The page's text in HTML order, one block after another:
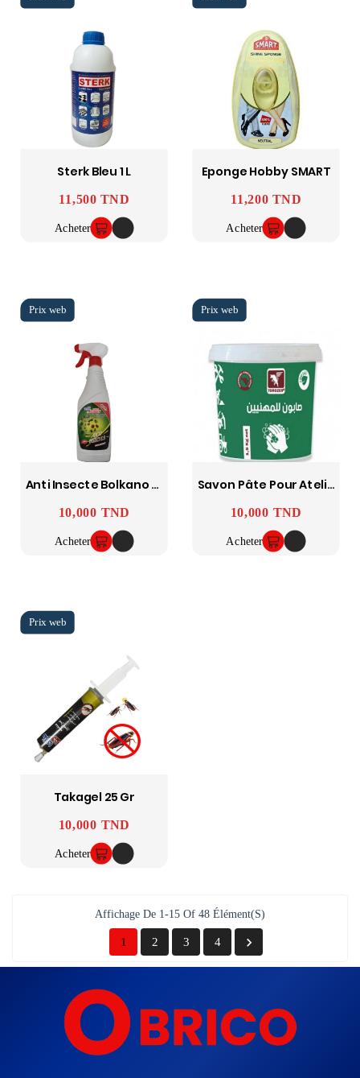
Sterk Bleu 1 L
Prix
11,500 TND
Acheter
Eponge Hobby SMART
Prix
11,200 TND
Acheter
Anti Insecte Bolkano 500Ml
Prix
10,000 TND
Acheter
Savon Pâte Pour Ateliers Parfumé Sans Solvants
Prix
10,000 TND
Acheter
Takagel 25 Gr
Prix
10,000 TND
Acheter
Affichage De 1-15 Of 48 Élément(s)
1 2 3 4 